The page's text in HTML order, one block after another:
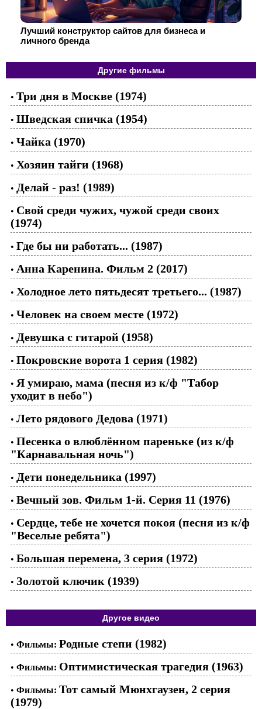
Лучший конструктор сайтов для бизнеса и
личного бренда
Другие фильмы
• Три дня в Москве (1974)
• Шведская спичка (1954)
• Чайка (1970)
• Хозяин тайги (1968)
• Делай - раз! (1989)
• Свой среди чужих, чужой среди своих
(1974)
• Где бы ни работать... (1987)
• Анна Каренина. Фильм 2 (2017)
• Холодное лето пятьдесят третьего... (1987)
• Человек на своем месте (1972)
• Девушка с гитарой (1958)
• Покровские ворота 1 серия (1982)
• Я умираю, мама (песня из к/ф "Табор
уходит в небо")
• Лето рядового Дедова (1971)
• Песенка о влюблённом пареньке (из к/ф
"Карнавальная ночь")
• Дети понедельника (1997)
• Вечный зов. Фильм 1-й. Серия 11 (1976)
• Сердце, тебе не хочется покоя (песня из к/ф
"Веселые ребята")
• Большая перемена, 3 серия (1972)
• Золотой ключик (1939)
Другое видео
• Фильмы: Родные степи (1982)
• Фильмы: Оптимистическая трагедия (1963)
• Фильмы: Тот самый Мюнхгаузен, 2 серия
(1979)